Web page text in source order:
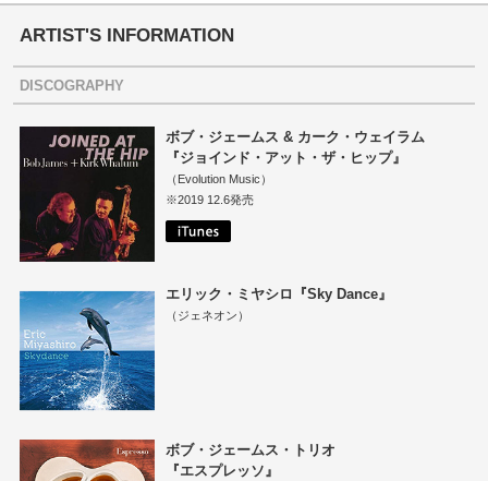
ARTIST'S INFORMATION
DISCOGRAPHY
ボブ・ジェームス & カーク・ウェイラム
『ジョインド・アット・ザ・ヒップ』
（Evolution Music）
※2019 12.6発売
エリック・ミヤシロ『Sky Dance』
（ジェネオン）
ボブ・ジェームス・トリオ
『エスプレッソ』